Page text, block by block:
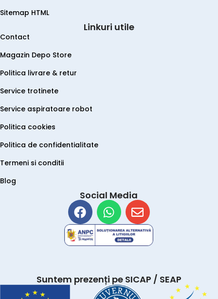
Sitemap HTML
Linkuri utile
Contact
Magazin Depo Store
Politica livrare & retur
Service trotinete
Service aspiratoare robot
Politica cookies
Politica de confidentialitate
Termeni si conditii
Blog
Social Media
Suntem prezenți pe SICAP / SEAP